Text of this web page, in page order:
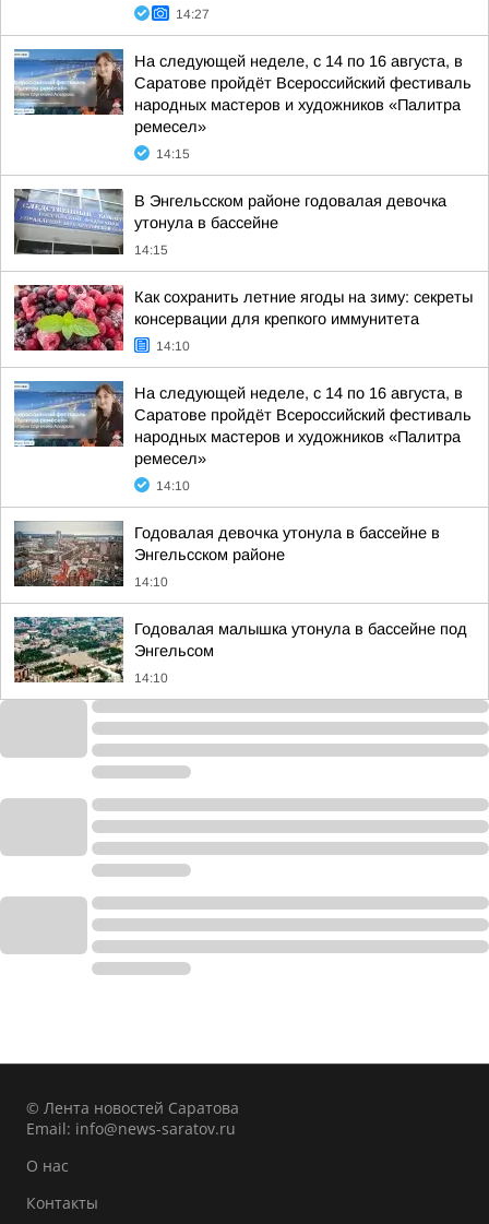
14:27
На следующей неделе, с 14 по 16 августа, в
Саратове пройдёт Всероссийский фестиваль
народных мастеров и художников «Палитра
ремесел»
14:15
В Энгельсском районе годовалая девочка
утонула в бассейне
14:15
Как сохранить летние ягоды на зиму: секреты
консервации для крепкого иммунитета
14:10
На следующей неделе, с 14 по 16 августа, в
Саратове пройдёт Всероссийский фестиваль
народных мастеров и художников «Палитра
ремесел»
14:10
Годовалая девочка утонула в бассейне в
Энгельсском районе
14:10
Годовалая малышка утонула в бассейне под
Энгельсом
14:10
© Лента новостей Саратова
Email: info@news-saratov.ru
О нас
Контакты